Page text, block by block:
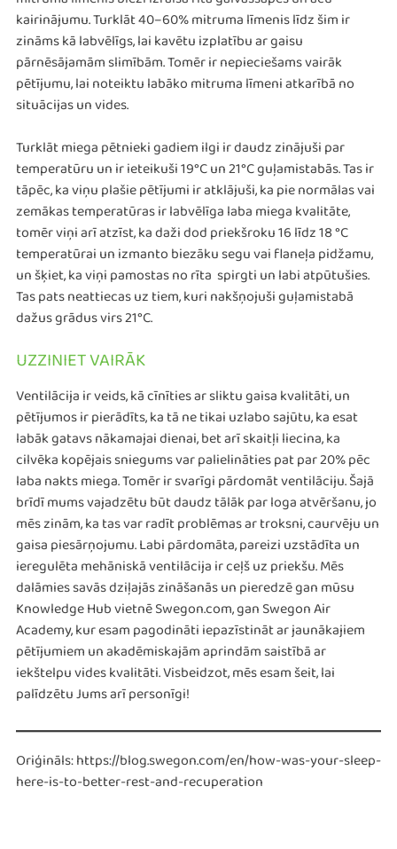
kairinājumu. Turklāt 40–60% mitruma līmenis līdz šim ir
zināms kā labvēlīgs, lai kavētu izplatību ar gaisu
pārnēsājamām slimībām. Tomēr ir nepieciešams vairāk
pētījumu, lai noteiktu labāko mitruma līmeni atkarībā no
situācijas un vides.
Turklāt miega pētnieki gadiem ilgi ir daudz zinājuši par
temperatūru un ir ieteikuši 19°C un 21°C guļamistabās. Tas ir
tāpēc, ka viņu plašie pētījumi ir atklājuši, ka pie normālas vai
zemākas temperatūras ir labvēlīga laba miega kvalitāte,
tomēr viņi arī atzīst, ka daži dod priekšroku 16 līdz 18 °C
temperatūrai un izmanto biezāku segu vai flaneļa pidžamu,
un šķiet, ka viņi pamostas no rīta spirgti un labi atpūtušies.
Tas pats neattiecas uz tiem, kuri nakšņojuši guļamistabā
dažus grādus virs 21°C.
UZZINIET VAIRĀK
Ventilācija ir veids, kā cīnīties ar sliktu gaisa kvalitāti, un
pētījumos ir pierādīts, ka tā ne tikai uzlabo sajūtu, ka esat
labāk gatavs nākamajai dienai, bet arī skaitļi liecina, ka
cilvēka kopējais sniegums var palielināties pat par 20% pēc
laba nakts miega. Tomēr ir svarīgi pārdomāt ventilāciju. Šajā
brīdī mums vajadzētu būt daudz tālāk par loga atvēršanu, jo
mēs zinām, ka tas var radīt problēmas ar troksni, caurvēju un
gaisa piesārņojumu. Labi pārdomāta, pareizi uzstādīta un
ieregulēta mehāniskā ventilācija ir ceļš uz priekšu. Mēs
dalāmies savās dziļajās zināšanās un pieredzē gan mūsu
Knowledge Hub vietnē Swegon.com, gan Swegon Air
Academy, kur esam pagodināti iepazīstināt ar jaunākajiem
pētījumiem un akadēmiskajām aprindām saistībā ar
iekštelpu vides kvalitāti. Visbeidzot, mēs esam šeit, lai
palīdzētu Jums arī personīgi!
Oriģināls: https://blog.swegon.com/en/how-was-your-sleep-
here-is-to-better-rest-and-recuperation